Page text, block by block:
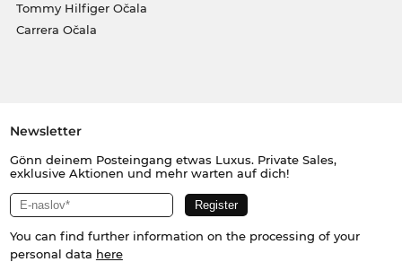
Tommy Hilfiger Očala
Carrera Očala
Newsletter
Gönn deinem Posteingang etwas Luxus. Private Sales,
exklusive Aktionen und mehr warten auf dich!
You can find further information on the processing of your
personal data here